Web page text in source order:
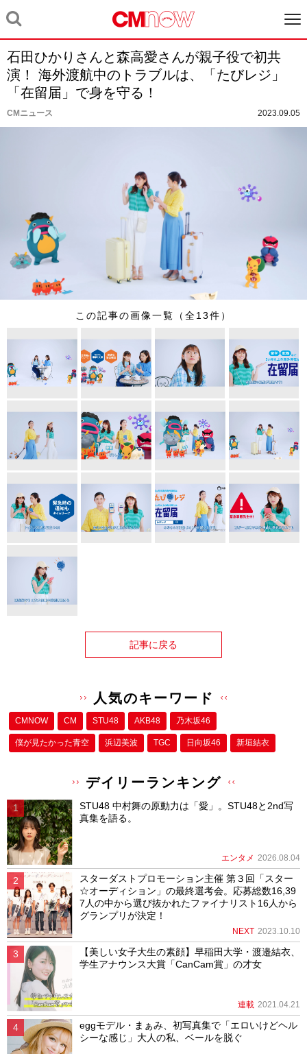
石田ひかりさんと森高愛さんが親子役で初共
演！ 海外渡航中のトラブルは、「たびレジ」
「在留届」で身を守る！
CMニュース 2023.09.05
この記事の画像一覧（全13件）
記事に戻る
人気のキーワード
CMNOW CM STU48 AKB48 乃木坂46
僕が⾒たかった⻘空 浜辺美波 TGC 日向坂46 新垣結衣
デイリーランキング
STU48 中村舞の原動力は「愛」。STU48と2nd写
真集を語る。
エンタメ 2026.08.04
スターダストプロモーション主催 第３回「スター
☆オーディション」の最終選考会。応募総数16,39
7人の中から選び抜かれたファイナリスト16人から
グランプリが決定！
NEXT 2023.10.10
【美しい女子大生の素顔】早稲田大学・渡邉結衣、
学生アナウンス大賞「CanCam賞」の才女
連載 2021.04.21
eggモデル・まぁみ、初写真集で「エロいけどヘル
シーな感じ」大人の私、ベールを脱ぐ